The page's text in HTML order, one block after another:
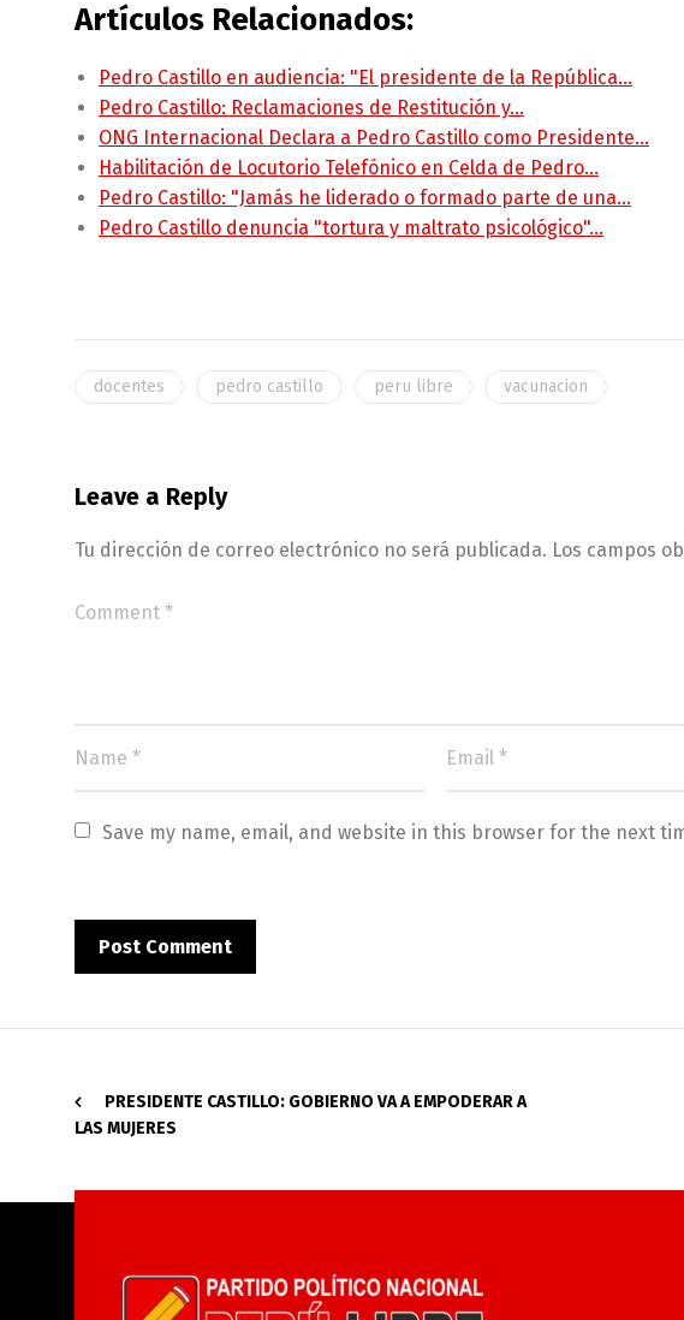
Artículos Relacionados:
Pedro Castillo en audiencia: "El presidente de la República…
Pedro Castillo: Reclamaciones de Restitución y…
ONG Internacional Declara a Pedro Castillo como Presidente…
Habilitación de Locutorio Telefónico en Celda de Pedro…
Pedro Castillo: "Jamás he liderado o formado parte de una…
Pedro Castillo denuncia "tortura y maltrato psicológico"…
docentes pedro castillo peru libre vacunacion
Leave a Reply
Tu dirección de correo electrónico no será publicada. Los campos
Save my name, email, and website in this browser for the next
PRESIDENTE CASTILLO: GOBIERNO VA A EMPODERAR A
LAS MUJERES